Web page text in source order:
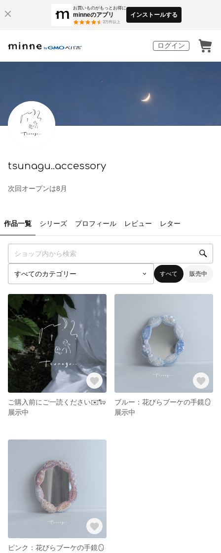
お買いものがもっとお得に
minneのアプリ
3万件以上
インストールする
ログイン
tsunagu..accessory
次回オープンは8月
作品一覧 シリーズ プロフィール レビュー レター
すべて 販売中
ご購入前にご一読ください✉️🐑
展示中
ブルー：花びらブーケの手鏡🪞
展示中
ピンク：花びらブーケの手鏡🪞